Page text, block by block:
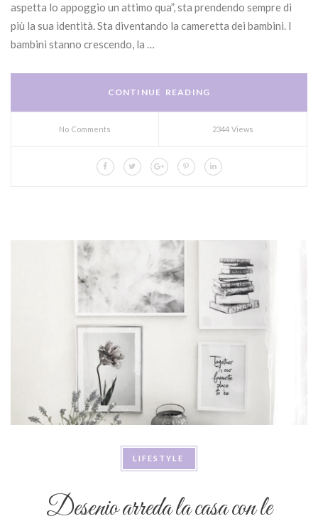
aspetta lo appoggio un attimo qua”, sta prendendo sempre di
più la sua identità. Sta diventando la cameretta dei bambini. I
bambini stanno crescendo, la …
CONTINUE READING
No Comments 2344 Views
LIFESTYLE
Desenio arreda la casa con le